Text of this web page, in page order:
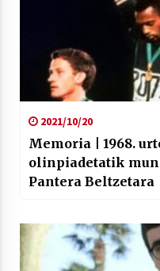
2021/10/20
Memoria | 1968.
olinpiadetatik
Pantera Beltzetara